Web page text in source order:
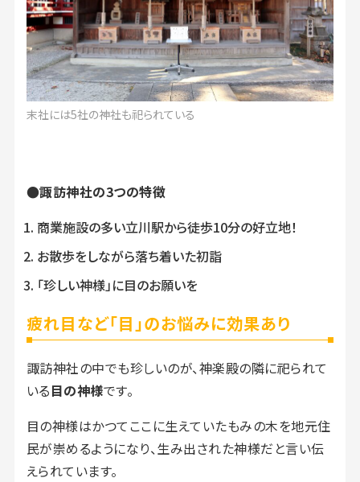
末社には5社の神社も祀られている
●諏訪神社の3つの特徴
商業施設の多い立川駅から徒歩10分の好立地！
お散歩をしながら落ち着いた初詣
「珍しい神様」に目のお願いを
疲れ目など「目」のお悩みに効果あり
諏訪神社の中でも珍しいのが、神楽殿の隣に祀られて
いる目の神様です。
目の神様はかつてここに生えていたもみの木を地元住
民が崇めるようになり、生み出された神様だと言い伝
えられています。